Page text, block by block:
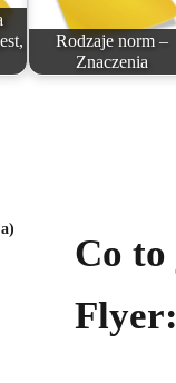
Rodzaje norm –
Znaczenia
Co to
Flyer: